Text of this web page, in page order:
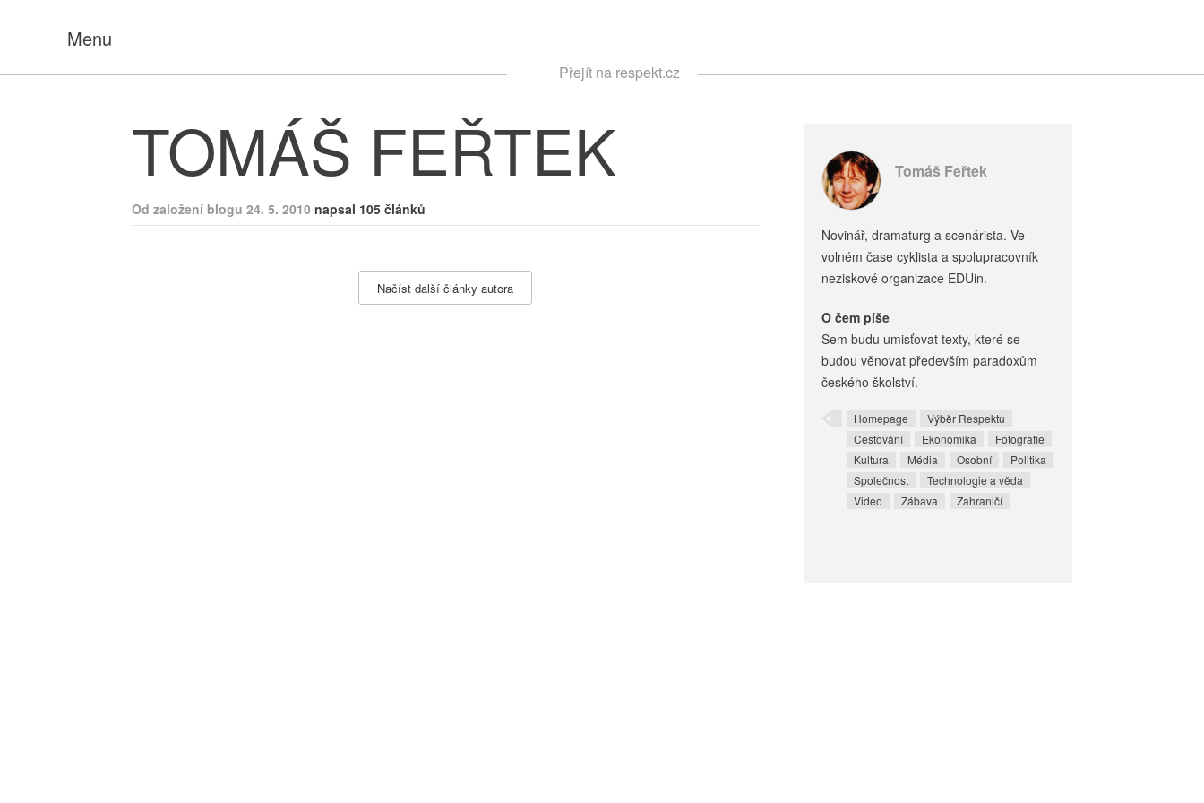
Menu
Přejít na respekt.cz
TOMÁŠ FEŘTEK
Od založení blogu 24. 5. 2010 napsal 105 článků
Načíst další články autora
Tomáš Feřtek
Novinář, dramaturg a scenárista. Ve
volném čase cyklista a spolupracovník
neziskové organizace EDUin.
O čem píše
Sem budu umisťovat texty, které se
budou věnovat především paradoxům
českého školství.
Homepage
Výběr Respektu
Cestování
Ekonomika
Fotografie
Kultura
Média Osobní
Politika
Společnost
Technologie a věda
Video
Zábava Zahraničí